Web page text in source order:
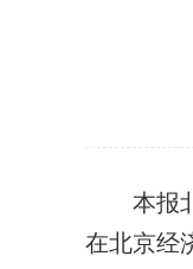
本报北
在北京经